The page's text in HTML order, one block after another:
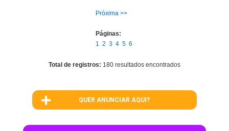
Próxima >>
Páginas:
1 2 3 4 5 6
Total de registros: 180 resultados encontrados
QUER ANUNCIAR AQUI?